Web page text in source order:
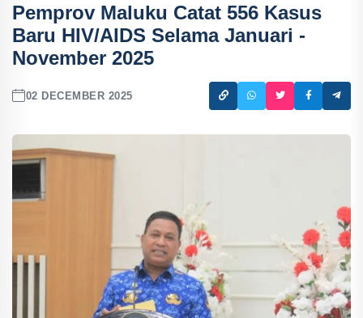
Pemprov Maluku Catat 556 Kasus
Baru HIV/AIDS Selama Januari -
November 2025
02 DECEMBER 2025